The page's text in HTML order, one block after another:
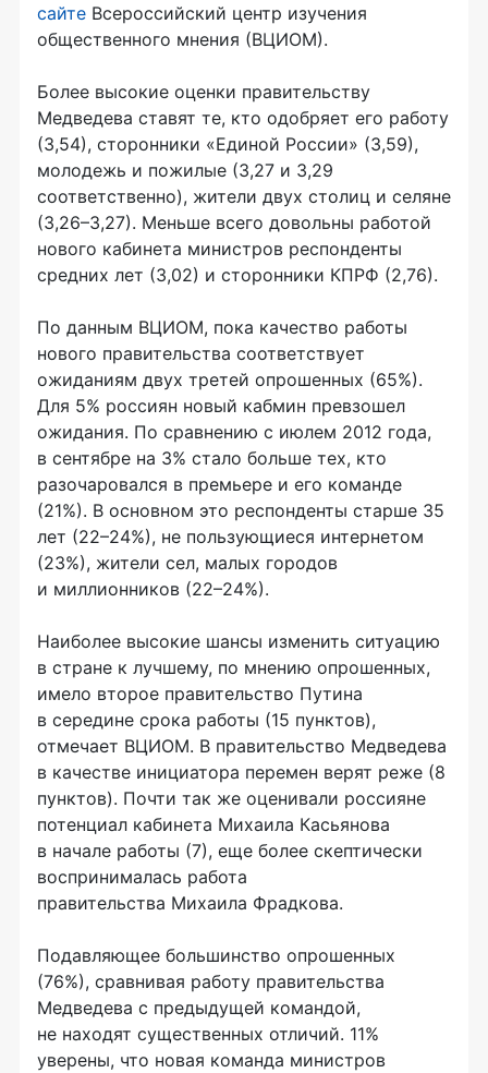
сайте Всероссийский центр изучения
общественного мнения (ВЦИОМ).
Более высокие оценки правительству
Медведева ставят те, кто одобряет его работу
(3,54), сторонники «Единой России» (3,59),
молодежь и пожилые (3,27 и 3,29
соответственно), жители двух столиц и селяне
(3,26–3,27). Меньше всего довольны работой
нового кабинета министров респонденты
средних лет (3,02) и сторонники КПРФ (2,76).
По данным ВЦИОМ, пока качество работы
нового правительства соответствует
ожиданиям двух третей опрошенных (65%).
Для 5% россиян новый кабмин превзошел
ожидания. По сравнению с июлем 2012 года,
в сентябре на 3% стало больше тех, кто
разочаровался в премьере и его команде
(21%). В основном это респонденты старше 35
лет (22–24%), не пользующиеся интернетом
(23%), жители сел, малых городов
и миллионников (22–24%).
Наиболее высокие шансы изменить ситуацию
в стране к лучшему, по мнению опрошенных,
имело второе правительство Путина
в середине срока работы (15 пунктов),
отмечает ВЦИОМ. В правительство Медведева
в качестве инициатора перемен верят реже (8
пунктов). Почти так же оценивали россияне
потенциал кабинета Михаила Касьянова
в начале работы (7), еще более скептически
воспринималась работа
правительства Михаила Фрадкова.
Подавляющее большинство опрошенных
(76%), сравнивая работу правительства
Медведева с предыдущей командой,
не находят существенных отличий. 11%
уверены, что новая команда министров